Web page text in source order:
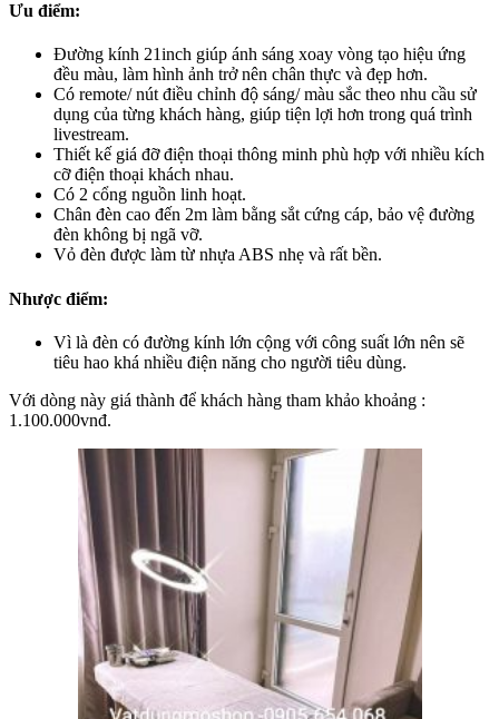
Ưu điểm:
Đường kính 21inch giúp ánh sáng xoay vòng tạo hiệu ứng
đều màu, làm hình ảnh trở nên chân thực và đẹp hơn.
Có remote/ nút điều chỉnh độ sáng/ màu sắc theo nhu cầu sử
dụng của từng khách hàng, giúp tiện lợi hơn trong quá trình
livestream.
Thiết kế giá đỡ điện thoại thông minh phù hợp với nhiều kích
cỡ điện thoại khách nhau.
Có 2 cổng nguồn linh hoạt.
Chân đèn cao đến 2m làm bằng sắt cứng cáp, bảo vệ đường
đèn không bị ngã vỡ.
Vỏ đèn được làm từ nhựa ABS nhẹ và rất bền.
Nhược điểm:
Vì là đèn có đường kính lớn cộng với công suất lớn nên sẽ
tiêu hao khá nhiều điện năng cho người tiêu dùng.
Với dòng này giá thành để khách hàng tham khảo khoảng :
1.100.000vnđ.